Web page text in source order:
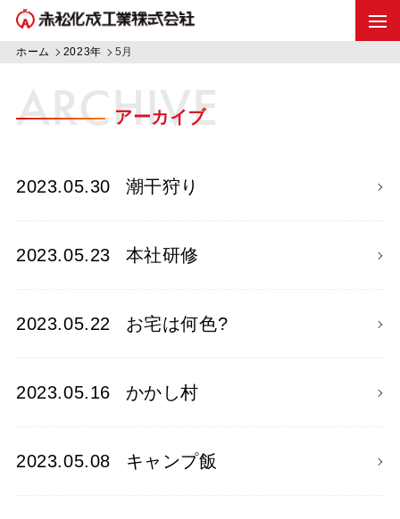
ホーム 2023年 5月
ARCHIVE
アーカイブ
2023.05.30 潮干狩り
2023.05.23 本社研修
2023.05.22 お宅は何色?
2023.05.16 かかし村
2023.05.08 キャンプ飯